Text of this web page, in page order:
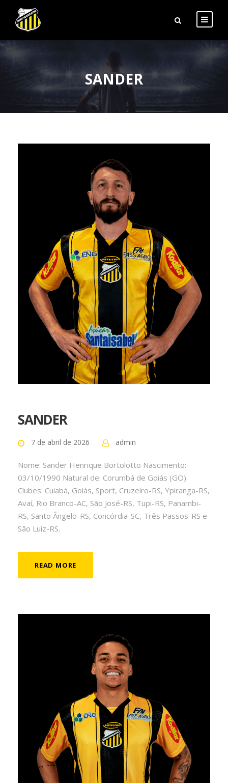
SANDER
SANDER
7 de abril de 2026 admin
Nome: Sander Henrique Bortolotto Nascimento:
03/10/1990 Natural de: Corumbá de Goiás (GO)
Clubes: Cuiabá, Goiás, Sport, Cruzeiro-RS, Ypiranga-RS,
Avaí, Rio Branco-AC, São José-RS, Tupi-RS, Panambi-
RS, Santo Ângelo-RS, Concórdia-SC, Três Passos-RS e
São Luiz-RS.
READ MORE